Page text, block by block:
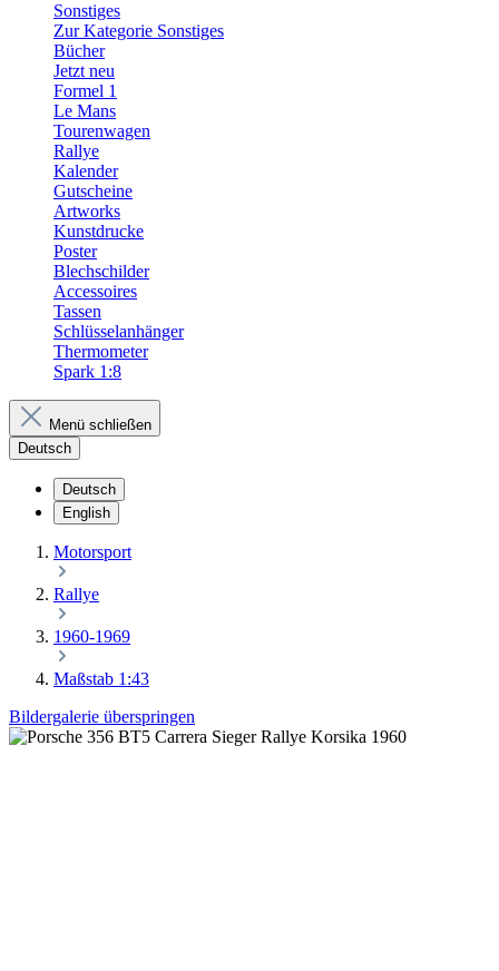
Sonstiges
Zur Kategorie Sonstiges
Bücher
Jetzt neu
Formel 1
Le Mans
Tourenwagen
Rallye
Kalender
Gutscheine
Artworks
Kunstdrucke
Poster
Blechschilder
Accessoires
Tassen
Schlüsselanhänger
Thermometer
Spark 1:8
Menü schließen
Deutsch
Deutsch
English
Motorsport
Rallye
1960-1969
Maßstab 1:43
Bildergalerie überspringen